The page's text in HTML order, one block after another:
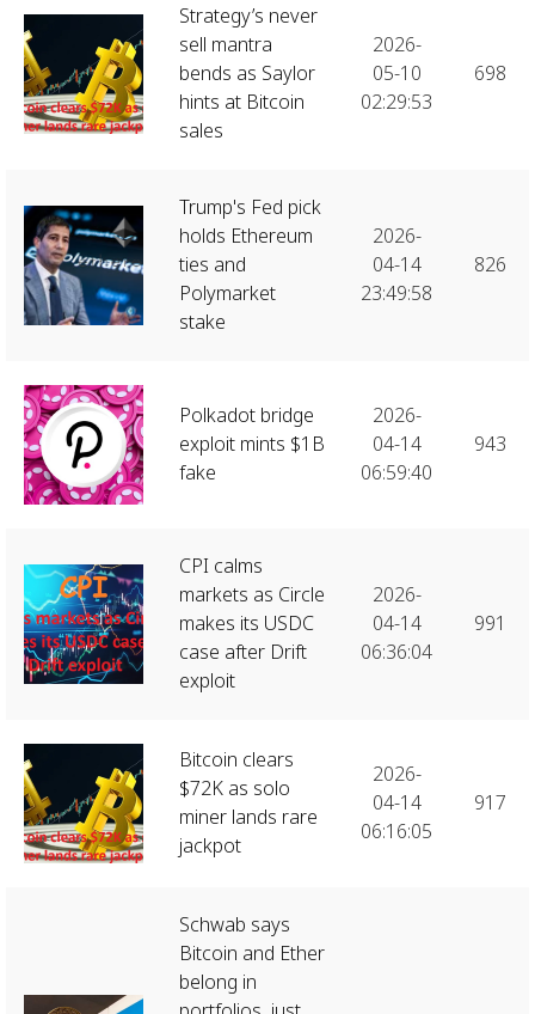
Strategy’s never
sell mantra
bends as Saylor
hints at Bitcoin
sales
2026-
05-10
02:29:53
698
Trump's Fed pick
holds Ethereum
ties and
Polymarket
stake
2026-
04-14
23:49:58
826
Polkadot bridge
exploit mints $1B
fake
2026-
04-14
06:59:40
943
CPI calms
markets as Circle
makes its USDC
case after Drift
exploit
2026-
04-14
06:36:04
991
Bitcoin clears
$72K as solo
miner lands rare
jackpot
2026-
04-14
06:16:05
917
Schwab says
Bitcoin and Ether
belong in